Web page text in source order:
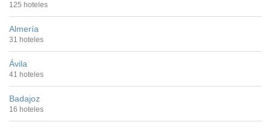
125 hoteles
Almería
31 hoteles
Ávila
41 hoteles
Badajoz
16 hoteles